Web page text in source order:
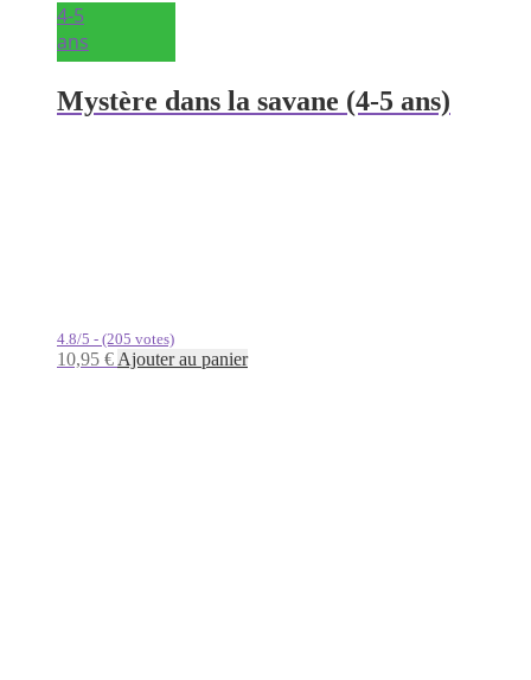
4-5
ans
Mystère dans la savane (4-5 ans)
4.8/5 - (205 votes)
10,95 € Ajouter au panier